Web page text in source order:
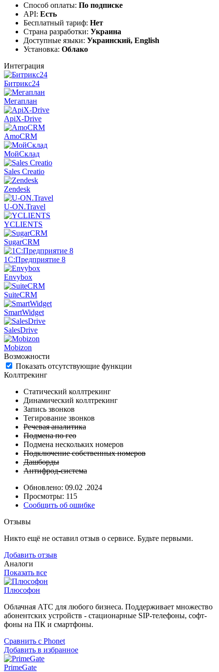
Способ оплаты: По подписке
API: Есть
Бесплатный тариф: Нет
Страна разработки: Украина
Доступные языки: Украинский, English
Установка: Облако
Интеграция
Битрикс24
Мегаплан
ApiX-Drive
AmoCRM
МойСклад
Sales Creatio
Zendesk
U-ON.Travel
YCLIENTS
SugarCRM
1С:Предприятие 8
Envybox
SuiteCRM
SmartWidget
SalesDrive
Mobizon
Возможности
Показать отсутствующие функции
Коллтрекинг
Статический коллтрекинг
Динамический коллтрекинг
Запись звонков
Тегирование звонков
Речевая аналитика
Подмена по гео
Подмена нескольких номеров
Подключение собственных номеров
Дашборды
Антифрод-система
Обновлено: 09.02 .2024
Просмотры: 115
Сообщить об ошибке
Отзывы
Никто ещё не оставил отзыв о сервисе. Будьте первыми.
Добавить отзыв
Аналоги
Показать все
Плюсофон
Облачная АТС для любого бизнеса. Поддерживает множество
абонентских устройств - стационарные SIP-телефоны, софт-
фоны на ПК и смартфоны.
Сравнить с Phonet
Добавить в избранное
PrimeGate